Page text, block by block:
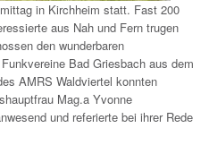
in Kirchheim statt. Fast 200
aus Nah und Fern trugen
den wunderbaren
Bad Griesbach aus dem
AMRS Waldviertel konnten
Mag.a Yvonne
und referierte bei ihrer Rede